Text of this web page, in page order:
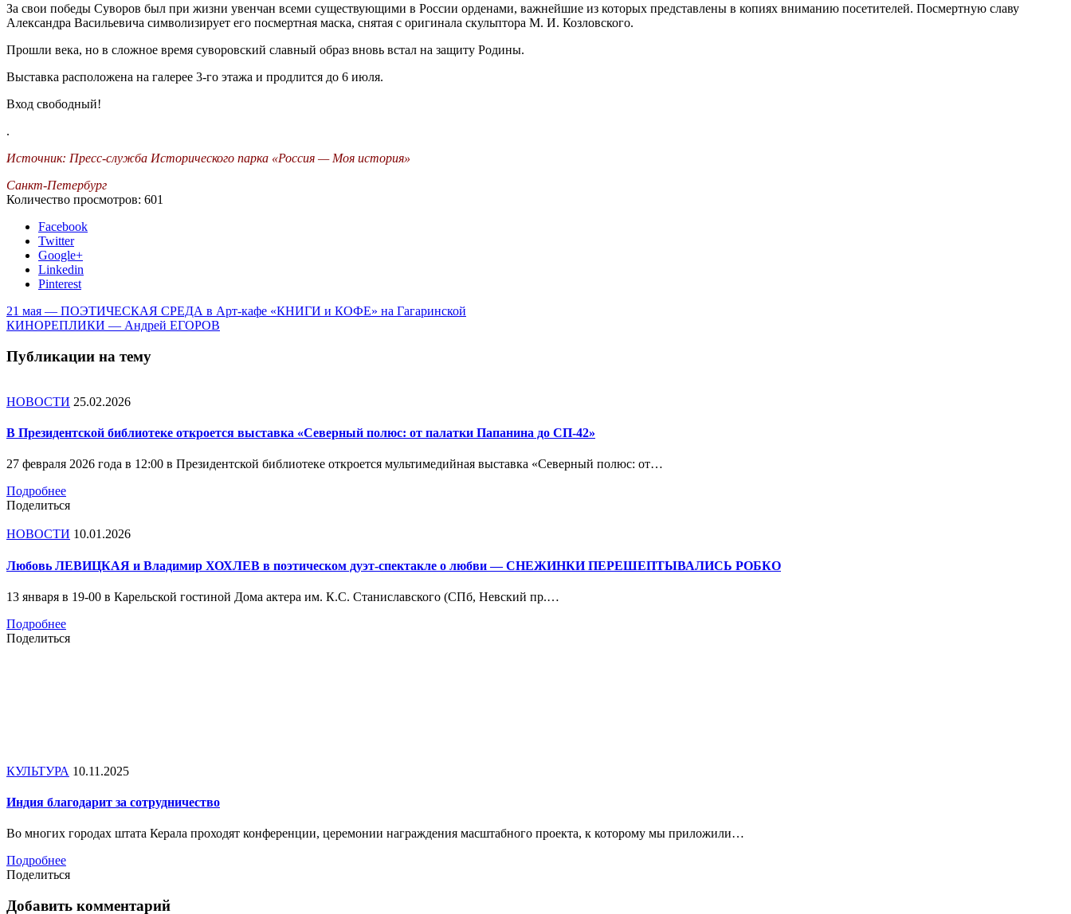
За свои победы Суворов был при жизни увенчан всеми существующими в России орденами, важнейшие из которых представлены в копиях вниманию посетителей. Посмертную славу
Александра Васильевича символизирует его посмертная маска, снятая с оригинала скульптора М. И. Козловского.
Прошли века, но в сложное время суворовский славный образ вновь встал на защиту Родины.
Выставка расположена на галерее 3-го этажа и продлится до 6 июля.
Вход свободный!
.
Источник: Пресс-служба Исторического парка «Россия — Моя история»
Санкт-Петербург
Количество просмотров: 601
Facebook
Twitter
Google+
Linkedin
Pinterest
21 мая — ПОЭТИЧЕСКАЯ СРЕДА в Арт-кафе «КНИГИ и КОФЕ» на Гагаринской
КИНОРЕПЛИКИ — Андрей ЕГОРОВ
Публикации на тему
НОВОСТИ 25.02.2026
В Президентской библиотеке откроется выставка «Северный полюс: от палатки Папанина до СП-42»
27 февраля 2026 года в 12:00 в Президентской библиотеке откроется мультимедийная выставка «Северный полюс: от…
Подробнее
Поделиться
НОВОСТИ 10.01.2026
Любовь ЛЕВИЦКАЯ и Владимир ХОХЛЕВ в поэтическом дуэт-спектакле о любви — СНЕЖИНКИ ПЕРЕШЕПТЫВАЛИСЬ РОБКО
13 января в 19-00 в Карельской гостиной Дома актера им. К.С. Станиславского (СПб, Невский пр.…
Подробнее
Поделиться
КУЛЬТУРА 10.11.2025
Индия благодарит за сотрудничество
Во многих городах штата Керала проходят конференции, церемонии награждения масштабного проекта, к которому мы приложили…
Подробнее
Поделиться
Добавить комментарий